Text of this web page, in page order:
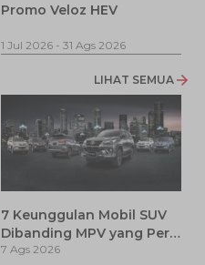
Promo Veloz HEV
1 Jul 2026 - 31 Ags 2026
LIHAT SEMUA
7 Keunggulan Mobil SUV
Dibanding MPV yang Perlu
Anda Ketahui
7 Ags 2026